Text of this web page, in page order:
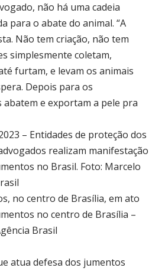
não há uma cadeia
para o abate do animal. “A
Não tem criação, não tem
simplesmente coletam,
furtam, e levam os animais
Depois para os
abatem e exportam a pele pra
– Entidades de proteção dos
realizam manifestação
no Brasil. Foto: Marcelo
no centro de Brasília, em ato
no centro de Brasília –
Brasil
atua defesa dos jumentos